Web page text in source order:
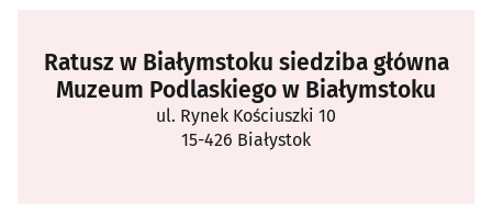
Ratusz w Białymstoku siedziba główna
Muzeum Podlaskiego w Białymstoku
ul. Rynek Kościuszki 10
15-426 Białystok